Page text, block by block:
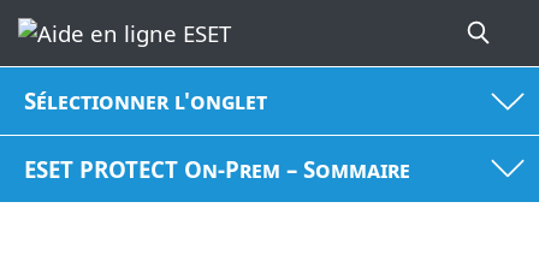
Sélectionner l'onglet
ESET PROTECT On-Prem – Sommaire